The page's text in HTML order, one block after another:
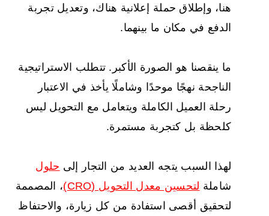
هنا، وإطلاق حملة إعلانية هناك، وتعديل تجربة
الدفع في مكان ما بينهما.
ما ينقصنا هو الصورة الأكبر. تتطلب الاستراتيجية
الناجحة نهجًا موحدًا وشاملًا يأخذ في الاعتبار
رحلة العميل الكاملة ويتعامل مع التحويل ليس
كلحظة بل كتجربة مستمرة.
لهذا السبب يتجه العديد من التجار إلى حلول
شاملة لتحسين معدل التحويل (CRO)
، المصممة
لتحقيق أقصى استفادة من كل زيارة، والاحتفاظ